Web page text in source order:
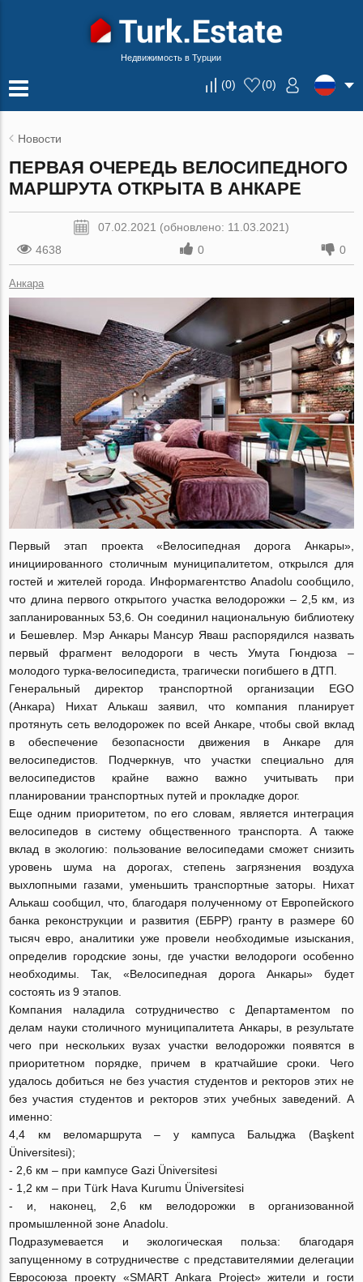
Недвижимость в Турции
(0) (0)
Новости
ПЕРВАЯ ОЧЕРЕДЬ ВЕЛОСИПЕДНОГО
МАРШРУТА ОТКРЫТА В АНКАРЕ
07.02.2021 (обновлено: 11.03.2021)
4638
0 0
Анкара
Первый этап проекта «Велосипедная дорога Анкары»,
инициированного столичным муниципалитетом, открылся для
гостей и жителей города. Информагентство Anadolu сообщило,
что длина первого открытого участка велодорожки – 2,5 км, из
запланированных 53,6. Он соединил национальную библиотеку
и Бешевлер. Мэр Анкары Мансур Яваш распорядился назвать
первый фрагмент велодороги в честь Умута Гюндюза –
молодого турка-велосипедиста, трагически погибшего в ДТП.
Генеральный директор транспортной организации EGO
(Анкара) Нихат Алькаш заявил, что компания планирует
протянуть сеть велодорожек по всей Анкаре, чтобы свой вклад
в обеспечение безопасности движения в Анкаре для
велосипедистов. Подчеркнув, что участки специально для
велосипедистов крайне важно важно учитывать при
планировании транспортных путей и прокладке дорог.
Еще одним приоритетом, по его словам, является интеграция
велосипедов в систему общественного транспорта. А также
вклад в экологию: пользование велосипедами сможет снизить
уровень шума на дорогах, степень загрязнения воздуха
выхлопными газами, уменьшить транспортные заторы. Нихат
Алькаш сообщил, что, благодаря полученному от Европейского
банка реконструкции и развития (ЕБРР) гранту в размере 60
тысяч евро, аналитики уже провели необходимые изыскания,
определив городские зоны, где участки велодороги особенно
необходимы. Так, «Велосипедная дорога Анкары» будет
состоять из 9 этапов.
Компания наладила сотрудничество с Департаментом по
делам науки столичного муниципалитета Анкары, в результате
чего при нескольких вузах участки велодорожки появятся в
приоритетном порядке, причем в кратчайшие сроки. Чего
удалось добиться не без участия студентов и ректоров этих не
без участия студентов и ректоров этих учебных заведений. А
именно:
4,4 км веломаршрута – у кампуса Балыджа (Başkent
Üniversitesi);
- 2,6 км – при кампусе Gazi Üniversitesi
- 1,2 км – при Türk Hava Kurumu Üniversitesi
- и, наконец, 2,6 км велодорожки в организованной
промышленной зоне Anadolu.
Подразумевается и экологическая польза: благодаря
запущенному в сотрудничестве с представителямии делегации
Евросоюза проекту «SMART Ankara Project» жители и гости